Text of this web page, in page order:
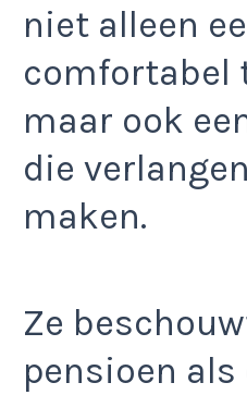
niet alleen
comfortabel
maar ook
die
maken.
Ze
pensioen